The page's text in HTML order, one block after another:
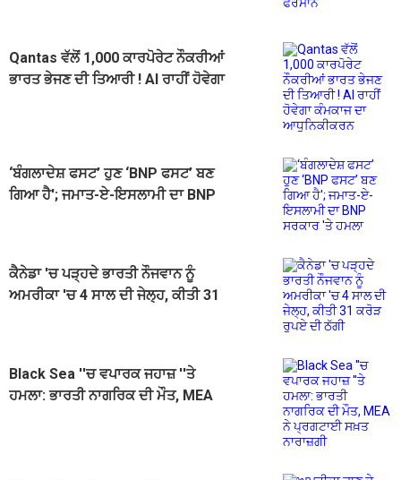
Qantas ਵੱਲੋਂ 1,000 ਕਾਰਪੋਰੇਟ ਨੌਕਰੀਆਂ
ਭਾਰਤ ਭੇਜਣ ਦੀ ਤਿਆਰੀ ! AI ਰਾਹੀਂ ਹੋਵੇਗਾ
‘ਬੰਗਲਾਦੇਸ਼ ਫਸਟ’ ਹੁਣ ‘BNP ਫਸਟ’ ਬਣ
ਗਿਆ ਹੈ'; ਜਮਾਤ-ਏ-ਇਸਲਾਮੀ ਦਾ BNP
ਕੈਨੇਡਾ 'ਚ ਪੜ੍ਹਦੇ ਭਾਰਤੀ ਨੌਜਵਾਨ ਨੂੰ
ਅਮਰੀਕਾ 'ਚ 4 ਸਾਲ ਦੀ ਜੇਲ੍ਹ, ਕੀਤੀ 31
Black Sea ''ਚ ਵਪਾਰਕ ਜਹਾਜ਼ ''ਤੇ
ਹਮਲਾ: ਭਾਰਤੀ ਨਾਗਰਿਕ ਦੀ ਮੌਤ, MEA